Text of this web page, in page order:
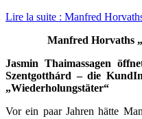
Lire la suite : Manfred
Manfred Horvaths
Jasmin Thaimassagen
Szentgotthárd – die
„Wiederholungstäter“
Vor ein paar Jahren hätte